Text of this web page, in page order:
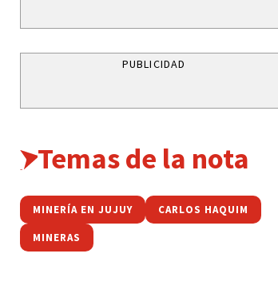
PUBLICIDAD
Temas de la nota
MINERÍA EN JUJUY CARLOS HAQUIM
MINERAS